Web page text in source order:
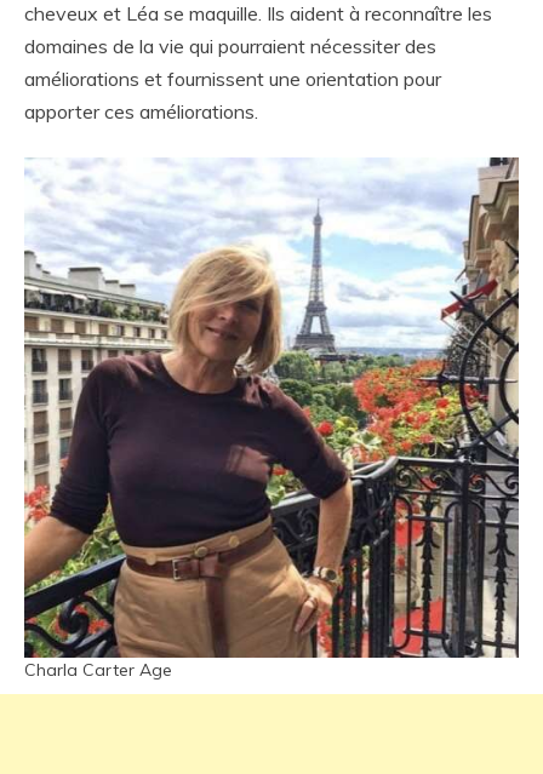
cheveux et Léa se maquille. Ils aident à reconnaître les
domaines de la vie qui pourraient nécessiter des
améliorations et fournissent une orientation pour
apporter ces améliorations.
Charla Carter Age